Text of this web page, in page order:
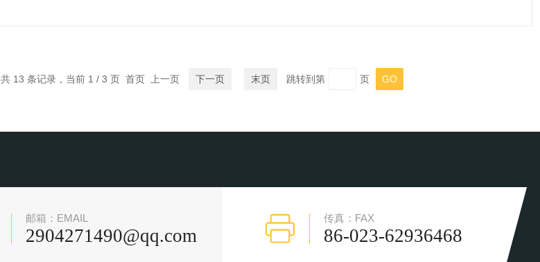
共 13 条记录，当前 1 / 3 页 首页 上一页 下一页 末页 跳转到第 页
邮箱：EMAIL
2904271490@qq.com
传真：FAX
86-023-62936468